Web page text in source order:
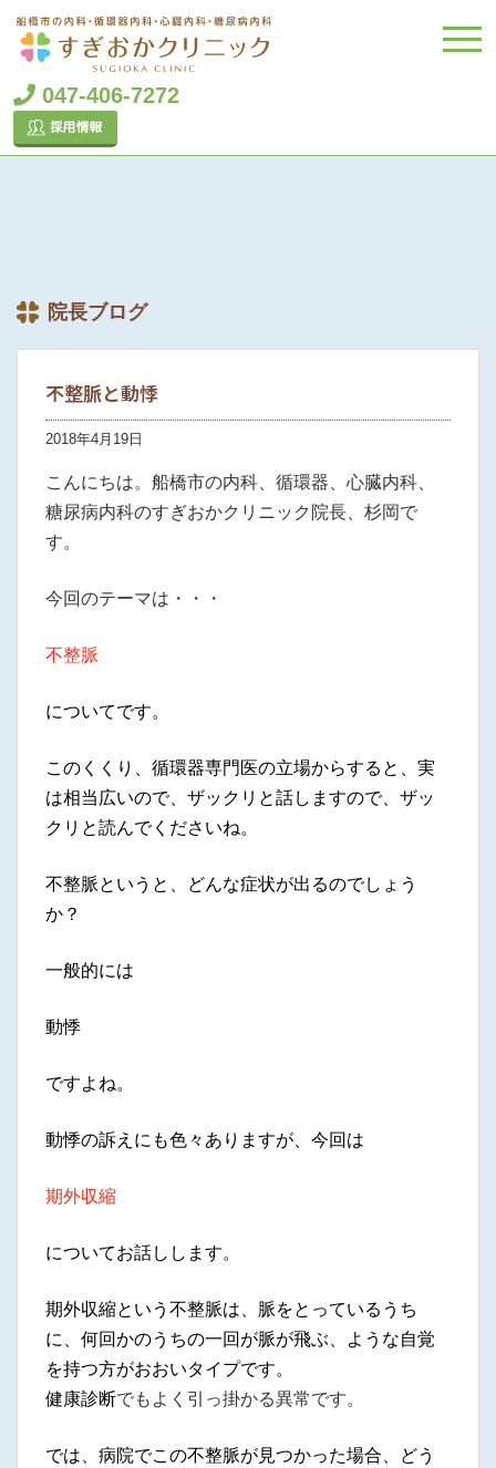
047-406-7272
院長ブログ
不整脈と動悸
2018年4月19日
こんにちは。船橋市の内科、循環器、心臓内科、
糖尿病内科のすぎおかクリニック院長、杉岡で
す。
今回のテーマは・・・
不整脈
についてです。
このくくり、循環器専門医の立場からすると、実
は相当広いので、ザックリと話しますので、ザッ
クリと読んでくださいね。
不整脈というと、どんな症状が出るのでしょう
か？
一般的には
動悸
ですよね。
動悸の訴えにも色々ありますが、今回は
期外収縮
についてお話しします。
期外収縮という不整脈は、脈をとっているうち
に、何回かのうちの一回が脈が飛ぶ、ような自覚
を持つ方がおおいタイプです。
健康診断でもよく引っ掛かる異常です。
では、病院でこの不整脈が見つかった場合、どう